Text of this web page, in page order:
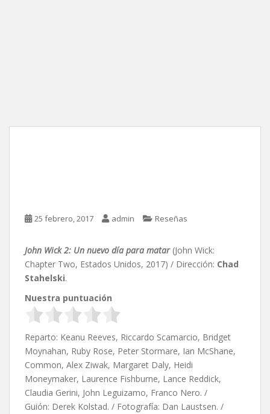
25 febrero, 2017 admin Reseñas
John Wick 2: Un nuevo día para matar (John Wick:
Chapter Two, Estados Unidos, 2017) / Dirección: Chad
Stahelski.
Nuestra puntuación
Reparto: Keanu Reeves, Riccardo Scamarcio, Bridget
Moynahan, Ruby Rose, Peter Stormare, Ian McShane,
Common, Alex Ziwak, Margaret Daly, Heidi
Moneymaker, Laurence Fishburne, Lance Reddick,
Claudia Gerini, John Leguizamo, Franco Nero. /
Guión: Derek Kolstad. / Fotografía: Dan Laustsen. /